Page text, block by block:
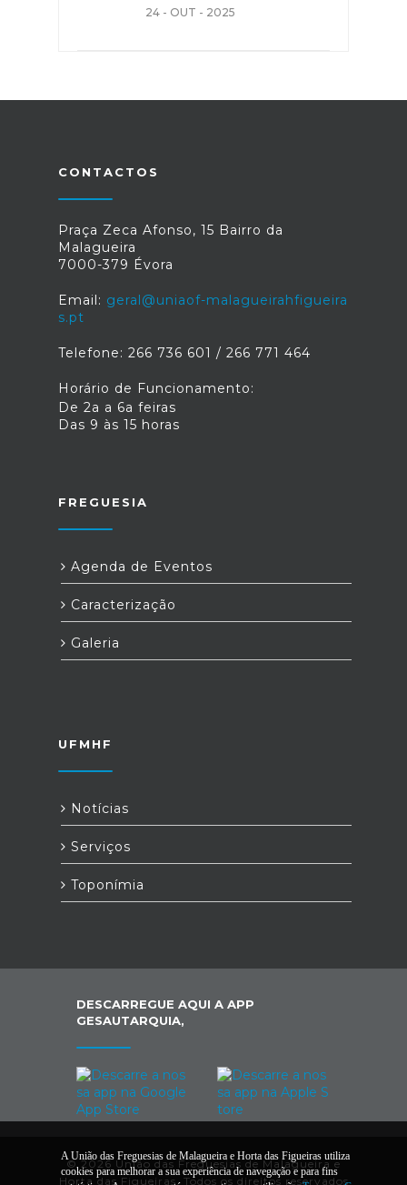
24 - OUT - 2025
CONTACTOS
Praça Zeca Afonso, 15 Bairro da
Malagueira
7000-379 Évora
Email: geral@uniaof-malagueirahfigueira
s.pt
Telefone: 266 736 601 / 266 771 464
Horário de Funcionamento:
De 2a a 6a feiras
Das 9 às 15 horas
FREGUESIA
Agenda de Eventos
Caracterização
Galeria
UFMHF
Notícias
Serviços
Toponímia
DESCARREGUE AQUI A APP
GESAUTARQUIA,
© 2026 União das Freguesias de Malagueira e
Horta das Figueiras. Todos os direitos reservados
A União das Freguesias de Malagueira e Horta das Figueiras utiliza
cookies para melhorar a sua experiência de navegação e para fins